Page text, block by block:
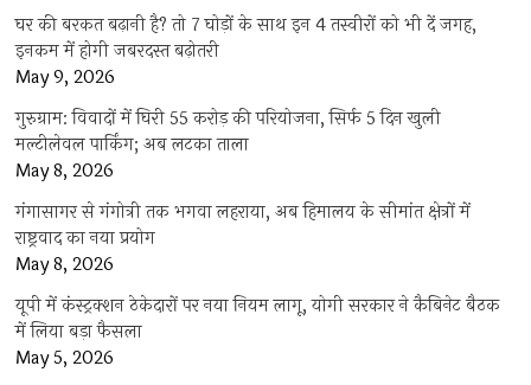
घर की बरकत बढ़ानी है? तो 7 घोड़ों के साथ इन 4 तस्वीरों को भी दें जगह,
इनकम में होगी जबरदस्त बढ़ोतरी
May 9, 2026
गुरुग्राम: विवादों में घिरी 55 करोड़ की परियोजना, सिर्फ 5 दिन खुली
मल्टीलेवल पार्किंग; अब लटका ताला
May 8, 2026
गंगासागर से गंगोत्री तक भगवा लहराया, अब हिमालय के सीमांत क्षेत्रों में
राष्ट्रवाद का नया प्रयोग
May 8, 2026
यूपी में कंस्ट्रक्शन ठेकेदारों पर नया नियम लागू, योगी सरकार ने कैबिनेट बैठक
में लिया बड़ा फैसला
May 5, 2026